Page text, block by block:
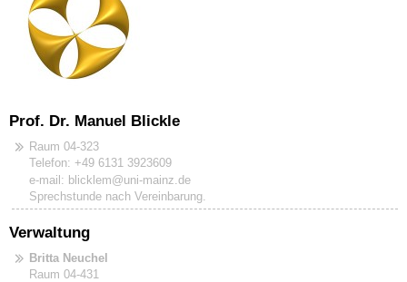
Prof. Dr. Manuel Blickle
Raum 04-323
Telefon: +49 6131 3923609
e-mail: blicklem@uni-mainz.de
Sprechstunde nach Vereinbarung.
Verwaltung
Britta Neuchel
Raum 04-431